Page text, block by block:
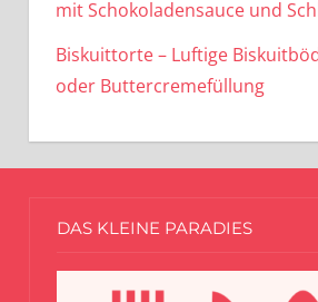
mit Schokoladensauce und
Biskuittorte – Luftige
oder Buttercremefüllung
DAS KLEINE PARADIES